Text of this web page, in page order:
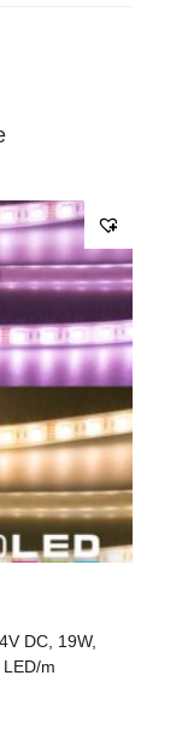
DC, 19W,
m